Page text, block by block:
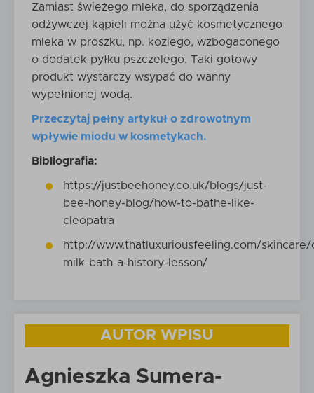
Zamiast świeżego mleka, do sporządzenia
odżywczej kąpieli można użyć kosmetycznego
mleka w proszku, np. koziego, wzbogaconego
o dodatek pyłku pszczelego. Taki gotowy
produkt wystarczy wsypać do wanny
wypełnionej wodą.
Przeczytaj pełny artykuł o zdrowotnym
wpływie miodu w kosmetykach.
Bibliografia:
https://justbeehoney.co.uk/blogs/just-
bee-honey-blog/how-to-bathe-like-
cleopatra
http://www.thatluxuriousfeeling.com/
milk-bath-a-history-lesson/
AUTOR WPISU
Agnieszka Sumera-